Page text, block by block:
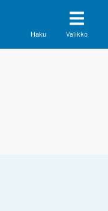
Haku Valikko